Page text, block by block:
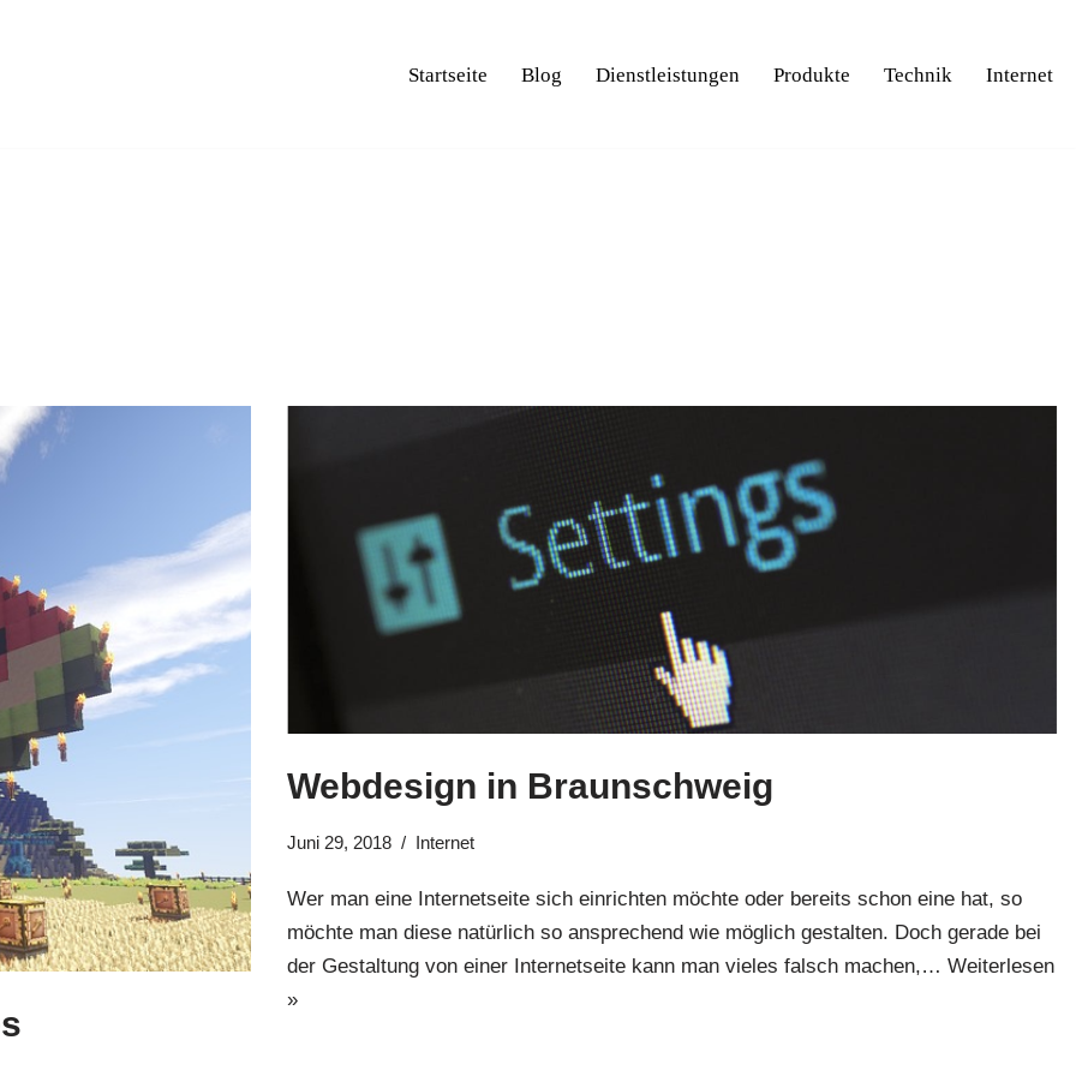
Startseite Blog Dienstleistungen Produkte Technik Internet
Webdesign in Braunschweig
Juni 29, 2018 Internet
Wer man eine Internetseite sich einrichten möchte oder bereits schon eine hat, so
möchte man diese natürlich so ansprechend wie möglich gestalten. Doch gerade bei
der Gestaltung von einer Internetseite kann man vieles falsch machen,… Weiterlesen
»